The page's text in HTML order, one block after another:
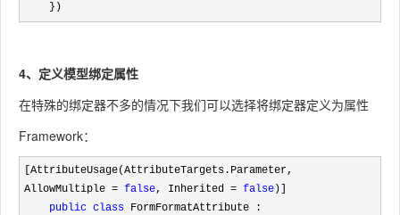
    })
4、定义模型绑定属性
在特殊的绑定器不多的情况下我们可以选择将绑定器定义为属性
Framework：
[AttributeUsage(AttributeTargets.Parameter,
AllowMultiple = false, Inherited = false )]
public class FormFormatAttribute :